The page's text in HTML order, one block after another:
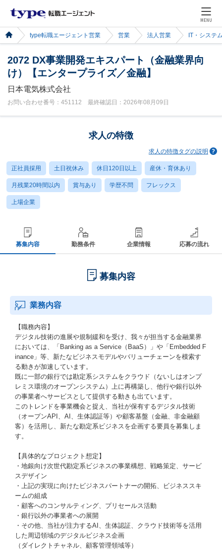
MENU
type転職エージェント営業 営業 法人営業 IT・システ
2072 DX事業開発エキスパート（金融業界向
け）【エンタープライズ／金融】
日本電気株式会社
お問い合わせ番号：451112 最終確認日：2026年08月09日
求人の特徴
求人の特徴タグの説明
正社員採用 土日祝休み 休日120日以上 産休・育休あり
月残業20時間以内 賞与あり 学歴不問 フレックス
上場企業
募集内容 勤務条件 企業情報 応募の流れ
募集内容
業務内容
【職務内容】
デジタル技術の進展や規制緩和を受け、我々が担当する金融業界
においては、「Banking as a Service（BaaS）」や「Embedded F
inance」等、新たなビジネスモデルやバリューチェーンを模索す
る動きが加速しています。
既に一部の銀行では勘定系システムをクラウド（ないしはオンプ
レミス環境のオープンシステム）上に再構築し、他行や銀行以外
の事業者へサービスとして提供する動きも出ています。
このトレンドを事業機会と捉え、当社が保有するデジタル技術
（オープンAPI、AI、生体認証等）や顧客基盤（金融、非金融顧
客）を活用し、新たな勘定系ビジネスを企画する要員を募集しま
す。
【具体的なプロジェクト想定】
・地銀向け次世代勘定系ビジネスの事業構想、戦略策定、サービ
スデザイン
・上記の実現に向けたビジネスパートナーの開拓、ビジネススキ
ームの組成
・顧客へのコンサルティング、プリセールス活動
・銀行以外の事業者への展開
・その他、当社が注力するAI、生体認証、クラウド技術等を活用
した周辺領域のデジタルビジネス企画
（ダイレクトチャネル、顧客管理領域等）